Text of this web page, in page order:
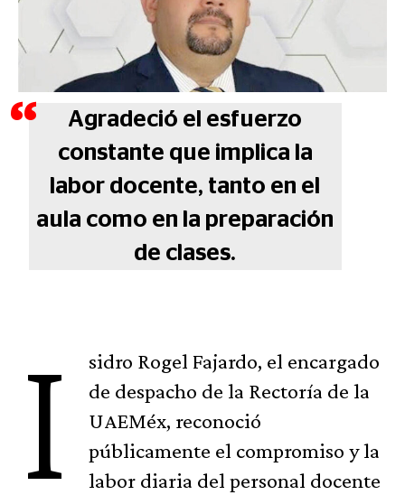
Agradeció el esfuerzo
constante que implica la
labor docente, tanto en el
aula como en la preparación
de clases.
I
sidro Rogel Fajardo, el encargado
de despacho de la Rectoría de la
UAEMéx, reconoció
públicamente el compromiso y la
labor diaria del personal docente